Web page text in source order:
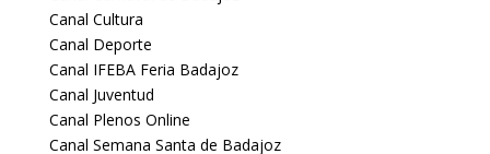
Canal Cultura
Canal Deporte
Canal IFEBA Feria Badajoz
Canal Juventud
Canal Plenos Online
Canal Semana Santa de Badajoz